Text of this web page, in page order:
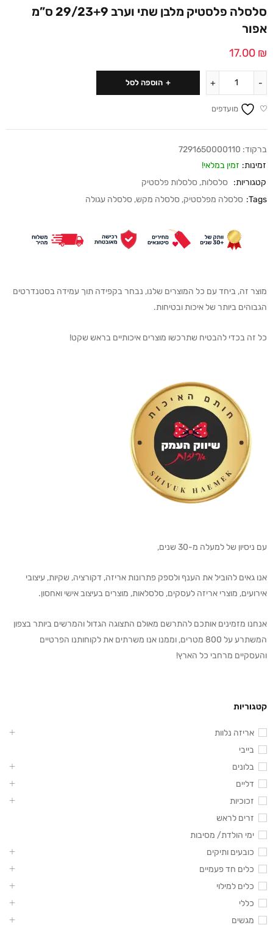
סלסלה פלסטיק מלבן שתי וערב 29/23+9 ס”מ
אפור
17.00 ₪
הוספה לסל
מועדפים
ברקוד: 7291650000110
זמינות: זמין במלאי!
קטגוריות:
סלסלות, סלסלות פלסטיק
Tags: סלסלה מפלסטיק, סלסלה מקש, סלסלה עגולה
מוצר זה, ביחד עם כל המוצרים שלנו, נבחר בקפידה תוך עמידה בסטנדרטים
הגבוהים ביותר של איכות ובטיחות.
כל זה בכדי להבטיח שתרכשו מוצרים איכותיים בראש שקט!
עם ניסיון של למעלה מ-30 שנים,
אנו גאים להוביל את הענף ולספק פתרונות אריזה, דקורציה, שקיות, עיצובי
אירועים, מוצרי אריזה לעסקים, סלסלאות, מוצרים בעיצוב אישי ואחסון.
אנחנו מזמינים אותכם להתרשם מאולם התצוגה הגדול והמרשים ביותר בצפון
המשתרע על 800 מטרים, וממנו אנו משרתים את לקוחותנו הפרטיים
והעסקיים מרחבי כל הארץ!
קטגוריות
אריזה נלוות
בייבי
בלונים
דליים
זכוכיות
זרים לראש
ימי הולדת/ מסיבות
כובעים ותיקים
כלים חד פעמיים
כלים למילוי
כללי
מגשים